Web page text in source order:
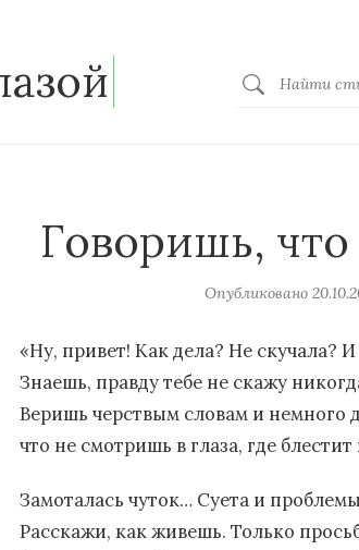
Говоришь,
Опубликовано
«Ну, привет! Как дела? Не скучала?
Знаешь, правду тебе не скажу
Веришь черствым словам и немного
что не смотришь в глаза, где блестит
Замоталась чуток… Суета и
Расскажи, как живешь. Только